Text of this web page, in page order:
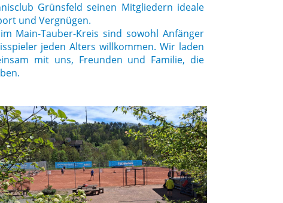
Grünsfeld seinen Mitgliedern ideale
und Vergnügen.
Main-Tauber-Kreis sind sowohl Anfänger
jeden Alters willkommen. Wir laden
mit uns, Freunden und Familie, die